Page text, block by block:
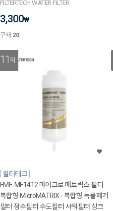
FILTERTECH WATER FILTER
3,300₩
구매 20
11위
필터테크
FMF-MF1412 마이크로 매트릭스 필터
복합형 MicroMATRIX - 복합형 녹물제거
필터 정수필터 수도필터 샤워필터 싱크